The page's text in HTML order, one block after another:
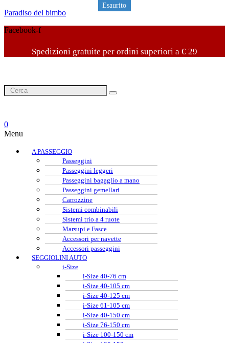
Paradiso del bimbo
Facebook-f
Spedizioni gratuite per ordini superiori a € 29
0
Menu
A PASSEGGIO
Passeggini
Passeggini leggeri
Passeggini bagaglio a mano
Passeggini gemellari
Carrozzine
Sistemi combinabili
Sistemi trio a 4 ruote
Marsupi e Fasce
Accessori per navette
Accessori passeggini
SEGGIOLINI AUTO
i-Size
i-Size 40-76 cm
i-Size 40-105 cm
i-Size 40-125 cm
i-Size 61-105 cm
i-Size 40-150 cm
i-Size 76-150 cm
i-Size 100-150 cm
Esaurito
Esaurito